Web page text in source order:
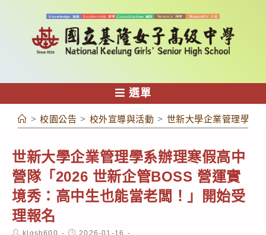
容
選單
> 校園公告 > 校外宣導與活動 > 世新大學企業管理學系
世新大學企業管理學系辦理寒假高中
營隊「2026 世新企管BOSS 營運實
境秀：高中生也能當老闆！」開始受
理報名
Postklgsh600
Post2026-01-16